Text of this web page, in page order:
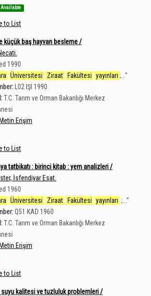
Available
to List
küçük baş hayvan besleme /
1990
Üniversitesi Ziraat Fakültesi yayınları ;... ”
L02 IŞI 1990
T.C. Tarım ve Orman Bakanlığı Merkez
Erişim
to List
tatbikatı : birinci kitab : yem analizleri /
İsfendiyar Esat.
1960
Üniversitesi Ziraat Fakültesi yayınları ;... ”
Q51 KAD 1960
T.C. Tarım ve Orman Bakanlığı Merkez
Erişim
to List
kalitesi ve tuzluluk problemleri /